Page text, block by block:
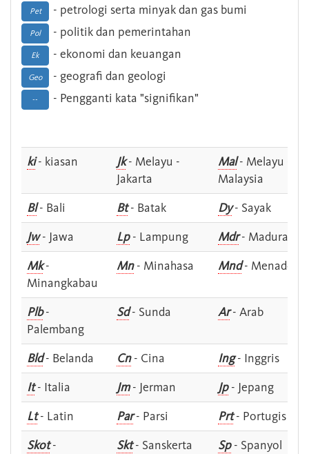
Pet - petrologi serta minyak dan gas bumi
Pol - politik dan pemerintahan
Ek - ekonomi dan keuangan
Geo - geografi dan geologi
-- - Pengganti kata "signifikan"
ki- kiasan Jk- Melayu -
Jakarta
Mal- Melayu -
Malaysia
Bl- Bali Bt- Batak Dy- Sayak
Jw- Jawa Lp- Lampung Mdr- Madura
Mk-
Minangkabau
Mn- Minahasa Mnd- Menado
Plb-
Palembang
Sd- Sunda Ar- Arab
Bld- Belanda Cn- Cina Ing- Inggris
It- Italia Jm- Jerman Jp- Jepang
Lt- Latin Par- Parsi Prt- Portugis
Skot-
Skt- Sanskerta Sp- Spanyol